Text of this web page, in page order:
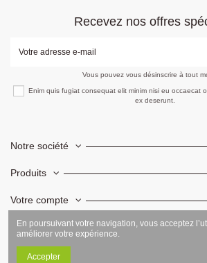
Recevez nos offres
Vous pouvez vous désinscrire à tout
Enim quis fugiat consequat elit minim nisi eu occaecat
ex deserunt.
Notre société
Produits
Votre compte
Informations
En poursuivant votre navigation, vous acceptez
améliorer votre expérience.
Accepter